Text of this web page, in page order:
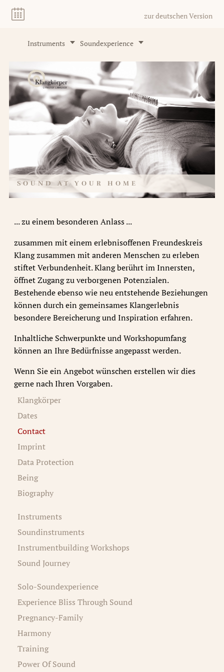
zur deutschen Version
Instruments Soundexperience
SOUND AT YOUR HOME
... zu einem besonderen Anlass ...
zusammen mit einem erlebnisoffenen Freundeskreis
Klang zusammen mit anderen Menschen zu erleben
stiftet Verbundenheit. Klang berührt im Innersten,
öffnet Zugang zu verborgenen Potenzialen.
Bestehende ebenso wie neu entstehende Beziehungen
können durch ein gemeinsames Klangerlebnis
besondere Bereicherung und Inspiration erfahren.
Inhaltliche Schwerpunkte und Workshopumfang
können an Ihre Bedürfnisse angepasst werden.
Wenn Sie ein Angebot wünschen erstellen wir dies
gerne nach Ihren Vorgaben.
Klangkörper
Dates
Contact
Imprint
Data Protection
Being
Biography
Instruments
Soundinstruments
Instrumentbuilding Workshops
Sound Journey
Solo-Soundexperience
Experience Bliss Through Sound
Pregnancy-Family
Harmony
Training
Power Of Sound